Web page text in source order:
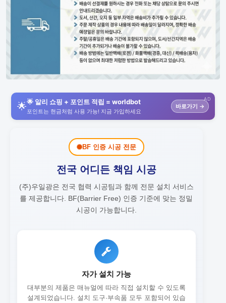
AD
🌟🌟 알리 쇼핑 + 포인트 적립 = worldbot
포인트는 현금처럼 사용 가능! 지금 가입하세요
바로가기 →
BF 인증 시공 전문
전국 어디든 책임 시공
(주)우일광은 전국 협력 시공팀과 함께 전문 설치 서비스
를 제공합니다. BF(Barrier Free) 인증 기준에 맞는 정밀
시공이 가능합니다.
자가 설치 가능
대부분의 제품은 매뉴얼에 따라 직접 설치할 수 있도록
설계되었습니다. 설치 도구·부속품 모두 포함되어 있습